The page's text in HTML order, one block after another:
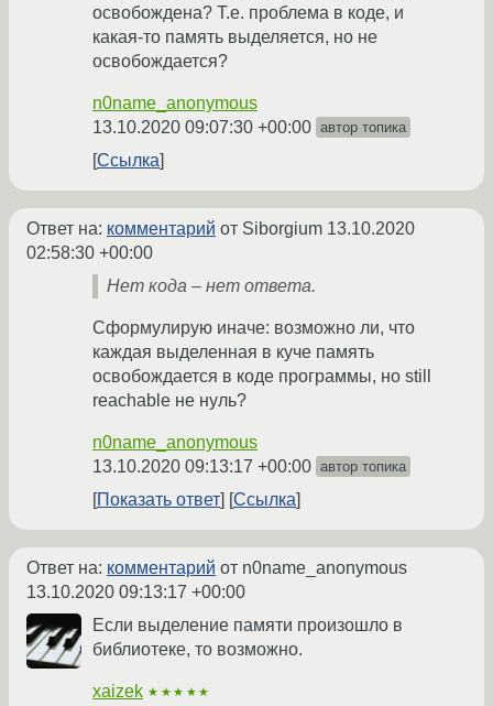
освобождена? Т.е. проблема в коде, и
какая-то память выделяется, но не
освобождается?
n0name_anonymous
13.10.2020 09:07:30 +00:00 автор топика
Ссылка
Ответ на: комментарий от Siborgium 13.10.2020
02:58:30 +00:00
Нет кода – нет ответа.
Сформулирую иначе: возможно ли, что
каждая выделенная в куче память
освобождается в коде программы, но still
reachable не нуль?
n0name_anonymous
13.10.2020 09:13:17 +00:00 автор топика
Показать ответ Ссылка
Ответ на: комментарий от n0name_anonymous
13.10.2020 09:13:17 +00:00
Если выделение памяти произошло в
библиотеке, то возможно.
xaizek ★★★★★